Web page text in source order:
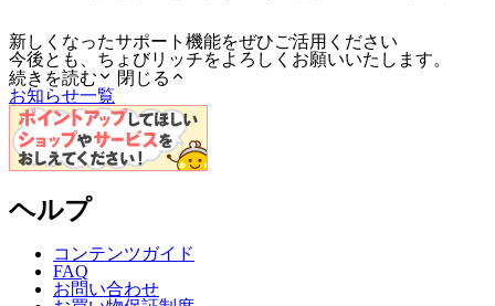
新しくなったサポート機能をぜひご活用ください
今後とも、ちょびリッチをよろしくお願いいたします。
続きを読む
閉じる
お知らせ一覧
ヘルプ
コンテンツガイド
FAQ
お問い合わせ